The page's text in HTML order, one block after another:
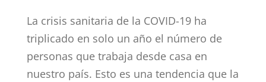
La crisis sanitaria de la COVID-19 ha
triplicado en solo un año el número de
personas que trabaja desde casa en
nuestro país. Esto es una tendencia que la